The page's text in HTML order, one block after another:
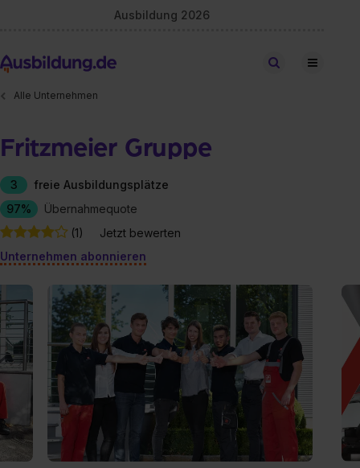
Ausbildung 2026
Stellen finden
Alle Unternehmen
Fritzmeier Gruppe
3
freie Ausbildungsplätze
97%
Übernahmequote
(1)
Jetzt bewerten
Unternehmen abonnieren